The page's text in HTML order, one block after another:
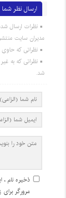
ارسال نظر شما
نظرات ارسال
مدیران سایت
نظراتی که
نظراتی که به
شد.
ذخیره
مرورگر برای